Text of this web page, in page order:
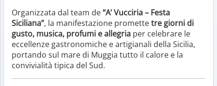
Organizzata dal team de“A’ Vucciria – Festa
Siciliana”, la manifestazione promettetre giorni di
gusto, musica, profumi e allegria per celebrare le
eccellenze gastronomiche e artigianali della Sicilia,
portando sul mare di Muggia tutto il calore e la
convivialità tipica del Sud.